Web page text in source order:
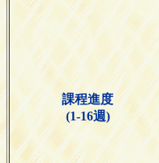
課程進度
(1-16週)